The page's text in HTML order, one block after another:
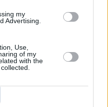
my
Advertising.
Use,
of my
with the